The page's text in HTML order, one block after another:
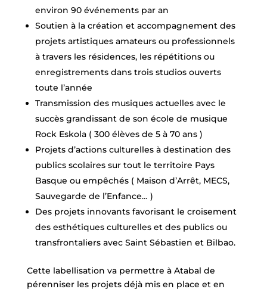
environ 90 événements par an
Soutien à la création et accompagnement des
projets artistiques amateurs ou professionnels
à travers les résidences, les répétitions ou
enregistrements dans trois studios ouverts
toute l’année
Transmission des musiques actuelles avec le
succès grandissant de son école de musique
Rock Eskola ( 300 élèves de 5 à 70 ans )
Projets d’actions culturelles à destination des
publics scolaires sur tout le territoire Pays
Basque ou empêchés ( Maison d’Arrêt, MECS,
Sauvegarde de l’Enfance… )
Des projets innovants favorisant le croisement
des esthétiques culturelles et des publics ou
transfrontaliers avec Saint Sébastien et Bilbao.
Cette labellisation va permettre à Atabal de
pérenniser les projets déjà mis en place et en